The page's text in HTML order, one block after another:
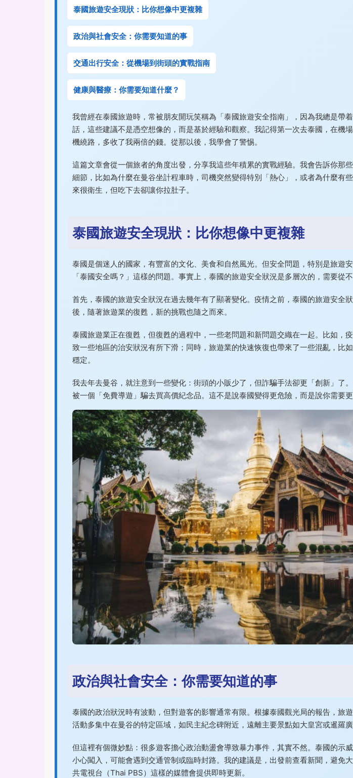
泰國旅遊安全現狀：比你想像中更複雜
政治與社會安全：你需要知道的事
交通出行安全：從機場到街頭的實戰指南
健康與醫療：你需要知道什麼？
我曾經在泰國旅遊時，常被朋友開玩笑稱為「泰國旅遊安全指南」，因為我總是帶
話，這些建議不是憑空想像的，而是基於經驗和觀察。我記得第一次去泰國，在機
機繞路，多收了我兩倍的錢。從那以後，我學會了警惕。
這篇文章會從一個旅者的角度出發，分享我這些年積累的實戰經驗。我會告訴你那
細節，比如為什麼在曼谷坐計程車時，司機突然變得特別「熱心」，或者為什麼有
來很衛生，但吃下去卻讓你拉肚子。
泰國旅遊安全現狀：比你想像中更複雜
泰國是個迷人的國家，有豐富的文化、美食和自然風光。但安全問題，特別是旅遊
「泰國安全嗎？」這樣的問題。事實上，泰國的旅遊安全狀況是多層次的，需要從不
首先，泰國的旅遊安全狀況在過去幾年有了顯著變化。疫情之前，泰國的旅遊安全
後，隨著旅遊業的復甦，新的挑戰也隨之而來。
泰國旅遊業正在復甦，但復甦的過程中，一些老問題和新問題交織在一起。比如，
致一些地區的治安狀況有所下滑；同時，旅遊業的快速恢復也帶來了一些混亂，比
穩定。
我去年去曼谷，就注意到一些變化：街頭的小販少了，但詐騙手法卻更「創新」了
被一個「免費導遊」騙去買高價紀念品。這不是說泰國變得更危險，而是說你需要更
政治與社會安全：你需要知道的事
泰國的政治狀況時有波動，但對遊客的影響通常有限。根據泰國觀光局的報告，旅
活動多集中在曼谷的特定區域，如民主紀念碑附近，遠離主要景點如大皇宮或暹羅廣
但這裡有個微妙點：很多遊客擔心政治動盪會導致暴力事件，其實不然。泰國的示
小心闖入，可能會遇到交通管制或臨時封路。我的建議是，出發前查看新聞，避免
共電視台（Thai PBS）這樣的媒體會提供即時更新。